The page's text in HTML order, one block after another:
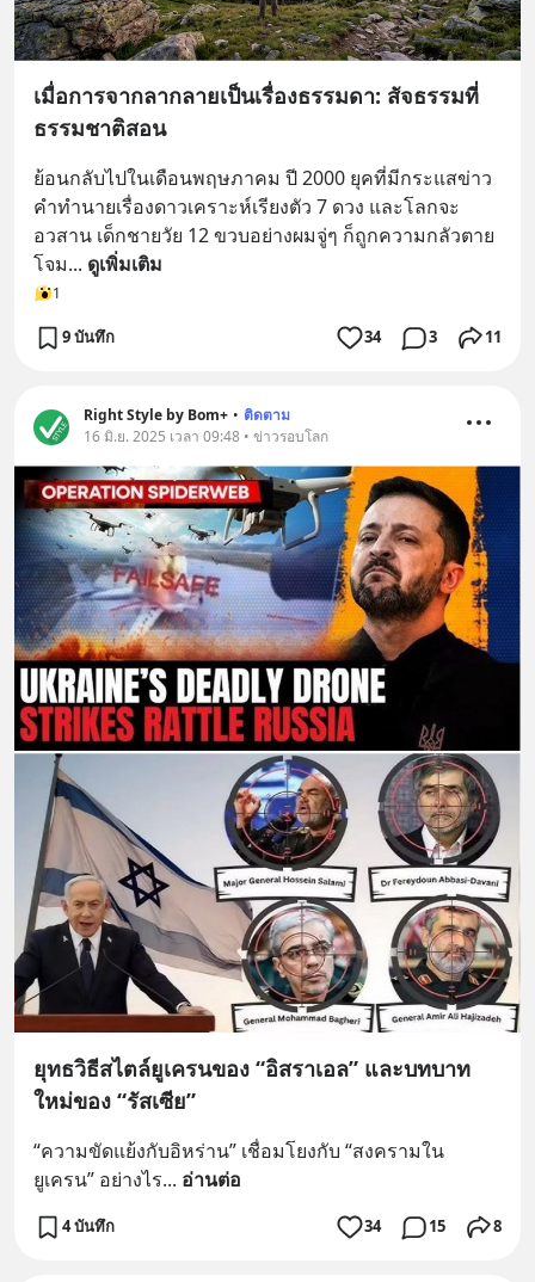
เมื่อการจากลากลายเป็นเรื่องธรรมดา: สัจธรรมที่
ธรรมชาติสอน
ย้อนกลับไปในเดือนพฤษภาคม ปี 2000 ยุคที่มีกระแสข่าว
คำทำนายเรื่องดาวเคราะห์เรียงตัว 7 ดวง และโลกจะ
อวสาน เด็กชายวัย 12 ขวบอย่างผมจู่ๆ ก็ถูกความกลัวตาย
โจม... ดูเพิ่มเติม
1
9 บันทึก 34 3 11
Right Style by Bom+ • ติดตาม
16 มิ.ย. 2025 เวลา 09:48 • ข่าวรอบโลก
ยุทธวิธีสไตล์ยูเครนของ “อิสราเอล” และบทบาท
ใหม่ของ “รัสเซีย”
“ความขัดแย้งกับอิหร่าน” เชื่อมโยงกับ “สงครามใน
ยูเครน” อย่างไร... อ่านต่อ
4 บันทึก 34 15 8